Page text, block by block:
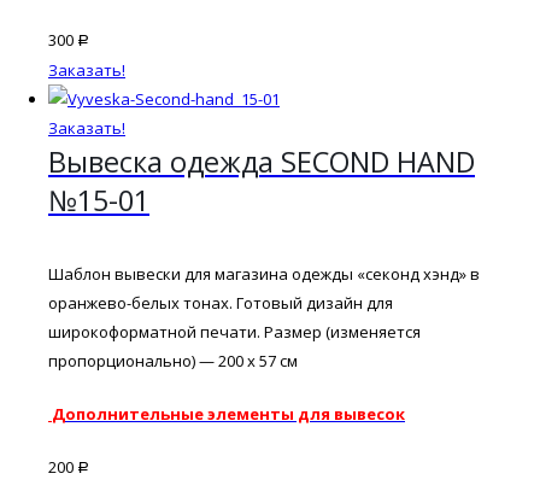
300 Р
Заказать!
Заказать!
Вывеска одежда SECOND HAND
№15-01
Шаблон вывески для магазина одежды «секонд хэнд» в
оранжево-белых тонах. Готовый дизайн для
широкоформатной печати. Размер (изменяется
пропорционально) — 200 х 57 см
Дополнительные элементы для вывесок
200 Р